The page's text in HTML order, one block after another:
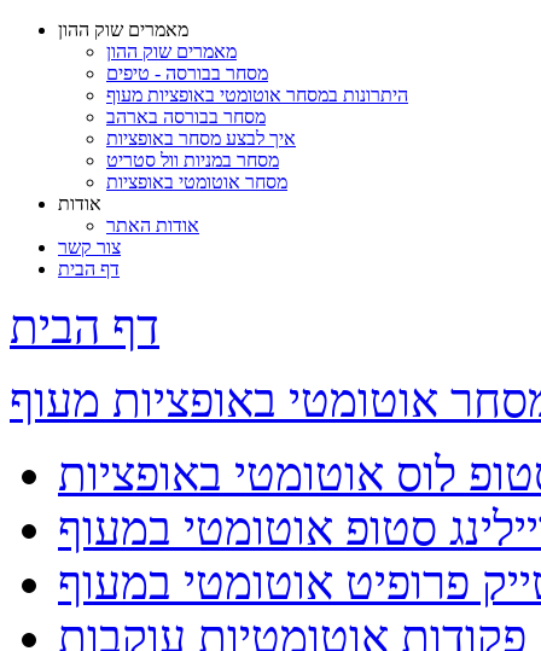
מאמרים שוק ההון
מאמרים שוק ההון
מסחר בבורסה - טיפים
היתרונות במסחר אוטומטי באופציות מעוף
מסחר בבורסה בארהב
איך לבצע מסחר באופציות
מסחר במניות וול סטריט
מסחר אוטומטי באופציות
אודות
אודות האתר
צור קשר
דף הבית
דף הבית
אוטומטי באופציות מעוף
לוס אוטומטי באופציות
סטופ אוטומטי במעוף
פרופיט אוטומטי במעוף
פקודות אוטומטיות עוקבות